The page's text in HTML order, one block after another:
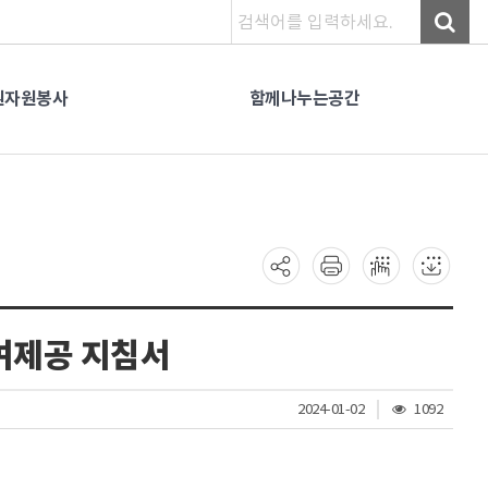
자원봉사 함께나누는공간
공 지침서
2024-01-02
조
회
1092